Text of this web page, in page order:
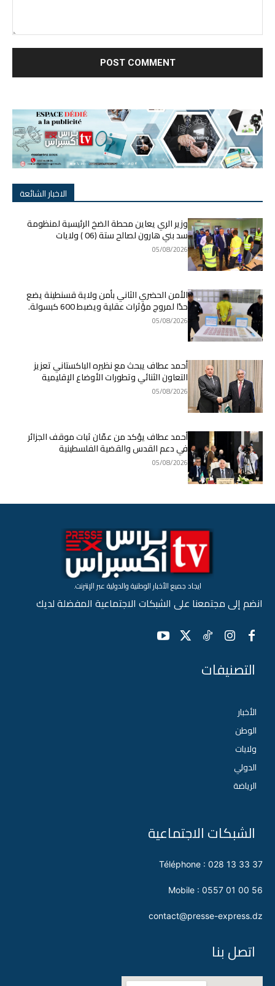
الاخبار الشائعة
وزير الري يعاين محطة الضخ الرئيسية لمنظومة
سد بني هارون لصالح ستة (06 ) ولايات
05/08/2026
الأمن الحضري الثاني بأمن ولاية قسنطينة يضع
حدًا لمروج مؤثرات عقلية ويضبط 600 كبسولة.
05/08/2026
أحمد عطاف يبحث مع نظيره الباكستاني تعزيز
التعاون الثنائي وتطورات الأوضاع الإقليمية
05/08/2026
أحمد عطاف يؤكد من عمّان ثبات موقف الجزائر
في دعم القدس والقضية الفلسطينية
05/08/2026
اتصل بنا
الشبكات الاجتماعية
Téléphone : 028 13 33 37
Mobile : 0557 01 00 56
contact@presse-express.dz
التصنيفات
الأخبار
الوطن
ولايات
الدولي
الرياضة
ايجاد جميع الأخبار الوطنية والدولية عبر الإنترنت.
انضم إلى مجتمعنا على الشبكات الاجتماعية المفضلة لديك